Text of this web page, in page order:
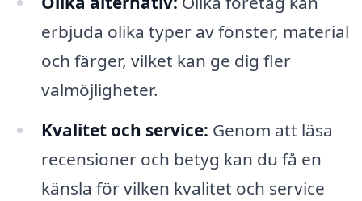
erbjuda olika typer av fönster, material
och färger, vilket kan ge dig fler
valmöjligheter.
Kvalitet och service: Genom att läsa
recensioner och betyg kan du få en
känsla för vilken kvalitet och service